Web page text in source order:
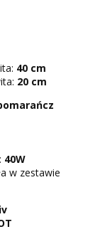
40 cm
20 cm
40W
w zestawie